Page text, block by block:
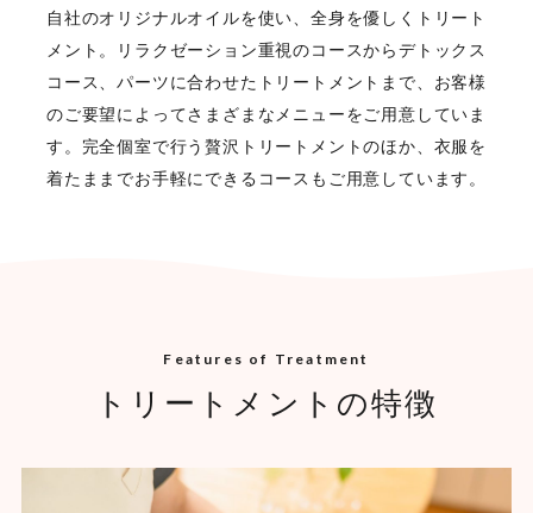
自社のオリジナルオイルを使い、全身を優しくトリート
メント。リラクゼーション重視のコースからデトックス
コース、パーツに合わせたトリートメントまで、お客様
のご要望によってさまざまなメニューをご用意していま
す。完全個室で行う贅沢トリートメントのほか、衣服を
着たままでお手軽にできるコースもご用意しています。
Features of Treatment
トリートメントの特徴